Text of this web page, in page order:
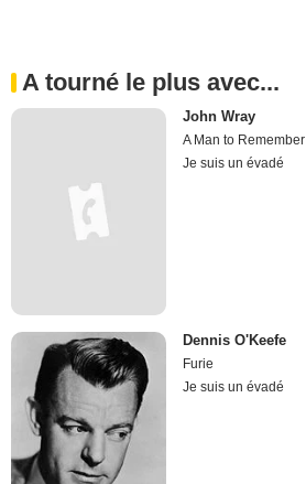
A tourné le plus avec...
John Wray
A Man to Remember
Je suis un évadé
Dennis O'Keefe
Furie
Je suis un évadé